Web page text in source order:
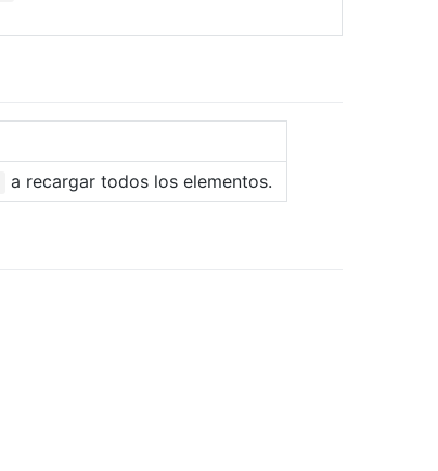
a recargar todos los elementos.